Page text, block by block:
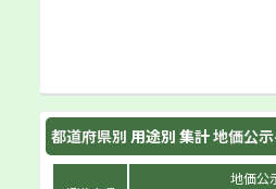
都道府県別 用途別 集計地価公
地価公